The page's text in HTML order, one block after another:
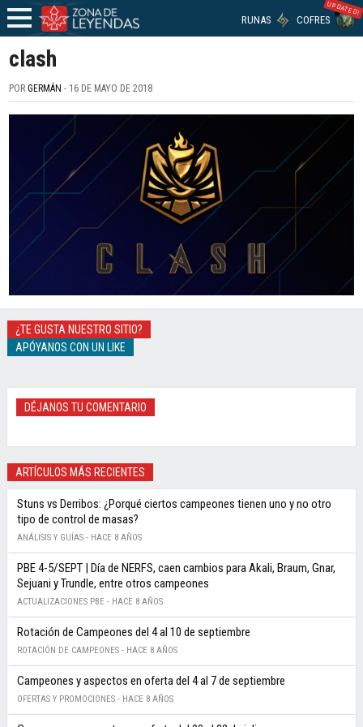
RUNAS COFRES
UPDATED!
clash
PORGERMÁN - 16 DE MAYO DE 2018
¿TE GUSTA NUESTRO SITIO?
APÓYANOS CON UN LIKE
DÉJANOS TU COMENTARIO
ARTÍCULOS MÁS RECIENTES
Stuns vs Derribos: ¿Porqué ciertos campeones tienen uno y no otro
tipo de control de masas?
ANÁLISIS Y GUÍAS - HACE 8 AÑOS
PBE 4-5/SEPT | Día de NERFS, caen cambios para Akali, Braum, Gnar,
Sejuani y Trundle, entre otros campeones
ACTUALIZACIONES PBE - HACE 8 AÑOS
Rotación de Campeones del 4 al 10 de septiembre
ROTACIÓN DE CAMPEONES - HACE 8 AÑOS
Campeones y aspectos en oferta del 4 al 7 de septiembre
OFERTAS Y PROMOCIONES - HACE 8 AÑOS